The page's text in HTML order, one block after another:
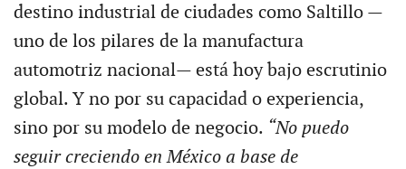
destino industrial de ciudades como Saltillo —
uno de los pilares de la manufactura
automotriz nacional— está hoy bajo escrutinio
global. Y no por su capacidad o experiencia,
sino por su modelo de negocio. “No puedo
seguir creciendo en México a base de